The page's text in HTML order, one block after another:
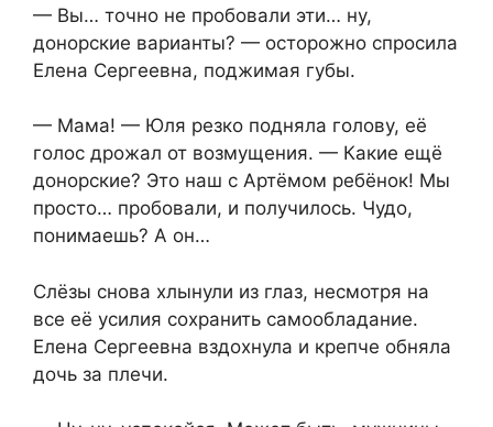
— Вы… точно не пробовали эти… ну,
донорские варианты? — осторожно спросила
Елена Сергеевна, поджимая губы.
— Мама! — Юля резко подняла голову, её
голос дрожал от возмущения. — Какие ещё
донорские? Это наш с Артёмом ребёнок! Мы
просто… пробовали, и получилось. Чудо,
понимаешь? А он…
Слёзы снова хлынули из глаз, несмотря на
все её усилия сохранить самообладание.
Елена Сергеевна вздохнула и крепче обняла
дочь за плечи.